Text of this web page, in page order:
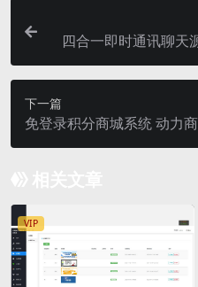
四合一即时通讯聊天
下一篇
免登录积分商城系统 动力
VIP